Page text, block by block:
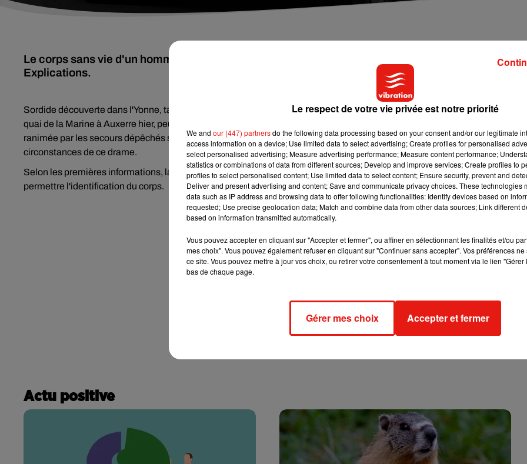
Le corps sans vie d'un homme a été découvert dans l'Yonne, à Auxerre, ce mercredi 16 octobre.
Explications.
Sordide découverte dans l'Yonne, tard ce mercredi 16 octobre : le corps d'un homme a été retrouvé dans l'eau de l'Yonne,
quai de la Marine à Auxerre hier, peu avant minuit. Selon nos confrères de
ranimée par les secours dépêchés sur place. Une enquête est en cours afin d'identifier l'homme et de comprendre les
circonstances de ce drame.
Selon les premières informations, la victime n'avait aucun papier d'identié sur elle. Des analyses sont en cours afin de
permettre l'identification du corps.
Actu positive
Le respect de votre vie privée est notre priorité
We and our (447) partnersdo the following data processing based on your consent and/or our legitimate
access information on a device; Use limited data to select advertising; Create profiles for personalised
select personalised advertising; Measure advertising performance; Measure content performance;
statistics or combinations of data from different sources; Develop and improve services; Create profiles to
profiles to select personalised content; Use limited data to select content; Ensure security, prevent and
Deliver and present advertising and content; Save and communicate privacy choices. These technologies
data such as IP address and browsing data to offer following functionalities: Identify devices based on
requested; Use precise geolocation data; Match and combine data from other data sources; Link different
based on information transmitted automatically.
Vous pouvez accepter en cliquant sur "Accepter et fermer", ou affiner en sélectionnant les finalités et/ou
mes choix". Vous pouvez également refuser en cliquant sur "Continuer sans accepter". Vos préférences
ce site. Vous pouvez mettre à jour vos choix, ou retirer votre consentement à tout moment via le lien
bas de chaque page.
Gérer mes choix Accepter et fermer